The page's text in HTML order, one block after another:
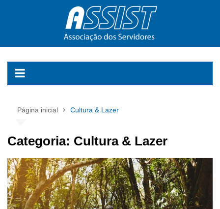
Página inicial Cultura & Lazer
Categoria: Cultura & Lazer